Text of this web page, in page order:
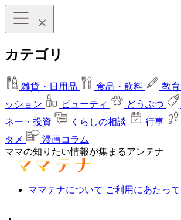
カテゴリ
雑貨・日用品 食品・飲料 教育
ッション
ビューティ どうぶつ
ネー・投資
くらしの相談 行事
タメ
漫画コラム
ママの知りたい情報が集まるアンテナ
ママテナについて ご利用にあたって